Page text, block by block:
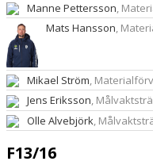
Manne Pettersson,
Mats Hansson,
Mikael Ström ,
Jens Eriksson,
Olle Alvebjörk ,
F13/16